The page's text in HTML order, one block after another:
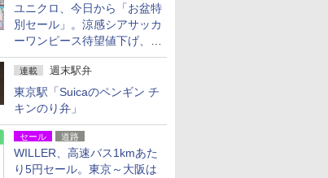
ユニクロ、今日から「お盆特
別セール」。涼感シアサッカ
ーワンピース待望値下げ、撥
水ギアショーツは1990円に
連載 週末駅弁
東京駅「Suicaのペンギン チ
キンのり弁」
セール 道路
WILLER、高速バス1kmあた
り5円セール。東京～大阪は